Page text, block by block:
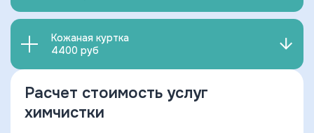
Кожаная куртка
4400 руб
Расчет стоимость услуг
химчистки